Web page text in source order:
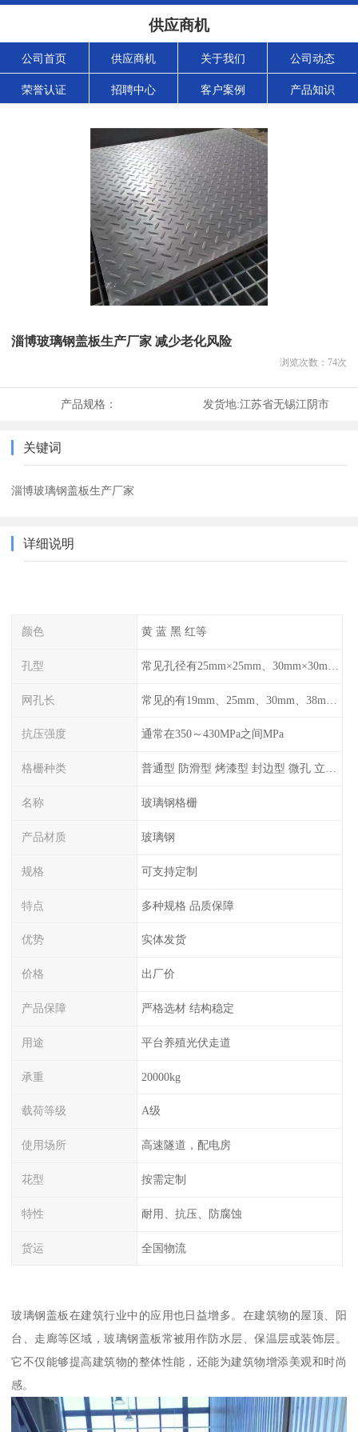
供应商机
公司首页 供应商机 关于我们 公司动态
荣誉认证 招聘中心 客户案例 产品知识
淄博玻璃钢盖板生产厂家 减少老化风险
浏览次数： 74次
产品规格： 发货地:江苏省无锡江阴市
关键词
淄博玻璃钢盖板生产厂家
详细说明
颜色 黄 蓝 黑 红等
孔型
网孔长
抗压强度 通常在350～430MPa之间MPa
格栅种类 普通型 防滑型 ‌烤漆型 封边型 ‌微孔 立体 加砂覆面型 平面型
名称 玻璃钢格栅
产品材质 玻璃钢
规格 可支持定制
特点 多种规格 品质保障
优势 实体发货
价格 出厂价
产品保障 严格选材 结构稳定
用途 平台养殖光伏走道
承重 20000kg
载荷等级 A级
使用场所 高速隧道，配电房
花型 按需定制
特性 耐用、抗压、防腐蚀
货运 全国物流
玻璃钢盖板在建筑行业中的应用也日益增多。在建筑物的屋顶、阳
台、走廊等区域，玻璃钢盖板常被用作防水层、保温层或装饰层。
它不仅能够提高建筑物的整体性能，还能为建筑物增添美观和时尚
感。